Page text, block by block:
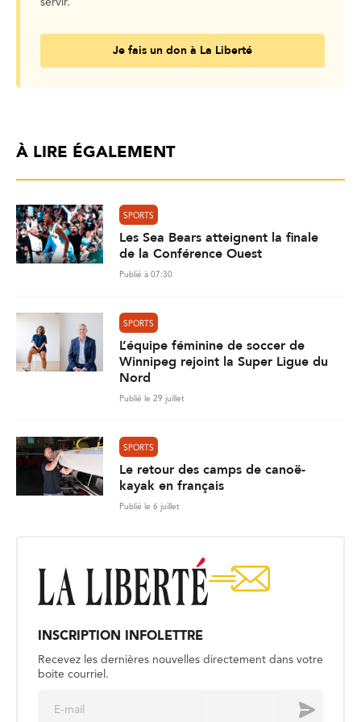
servir.
Je fais un don à La Liberté
À LIRE ÉGALEMENT
SPORTS
Les Sea Bears atteignent la finale
de la Conférence Ouest
Publié à 07:30
SPORTS
L’équipe féminine de soccer de
Winnipeg rejoint la Super Ligue du
Nord
Publié le 29 juillet
SPORTS
Le retour des camps de canoë-
kayak en français
Publié le 6 juillet
INSCRIPTION INFOLETTRE
Recevez les dernières nouvelles directement dans votre
boite courriel.
Envoyer